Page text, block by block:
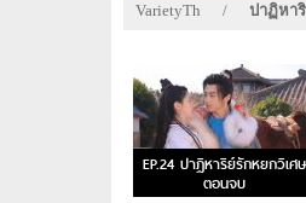
VarietyTh / ปาฏิหา
EP.24 ปาฏิหาริย์รักหยกวิเศษ
ตอนจบ